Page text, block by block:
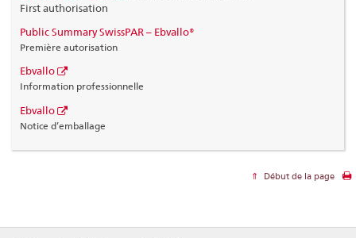
First authorisation
Public Summary SwissPAR – Ebvallo®
Première autorisation
Ebvallo
Information professionnelle
Ebvallo
Notice d’emballage
Début de la page